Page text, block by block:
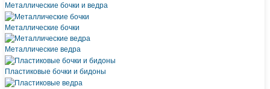
Металлические бочки и ведра
Металлические бочки
Металлические ведра
Пластиковые бочки и бидоны